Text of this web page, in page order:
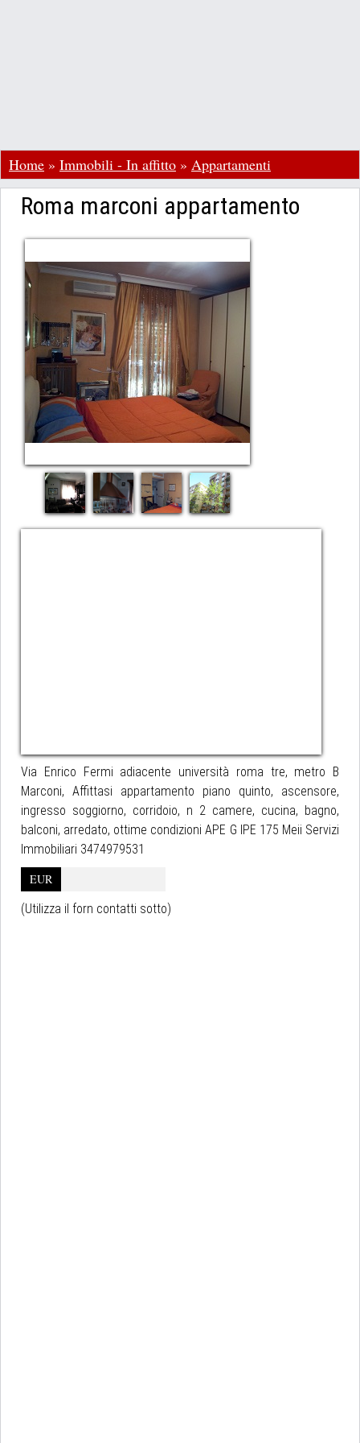
Home » Immobili - In affitto » Appartamenti
Roma marconi appartamento
Via Enrico Fermi adiacente università roma tre, metro B
Marconi, Affittasi appartamento piano quinto, ascensore,
ingresso soggiorno, corridoio, n 2 camere, cucina, bagno,
balconi, arredato, ottime condizioni APE G IPE 175 Meii Servizi
Immobiliari 3474979531
EUR
(Utilizza il forn contatti sotto)